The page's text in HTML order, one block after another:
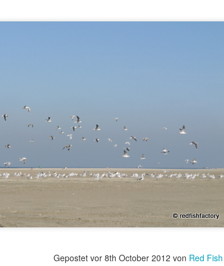
Gepostet vor 8th October 2012 von Red Fish
the garden